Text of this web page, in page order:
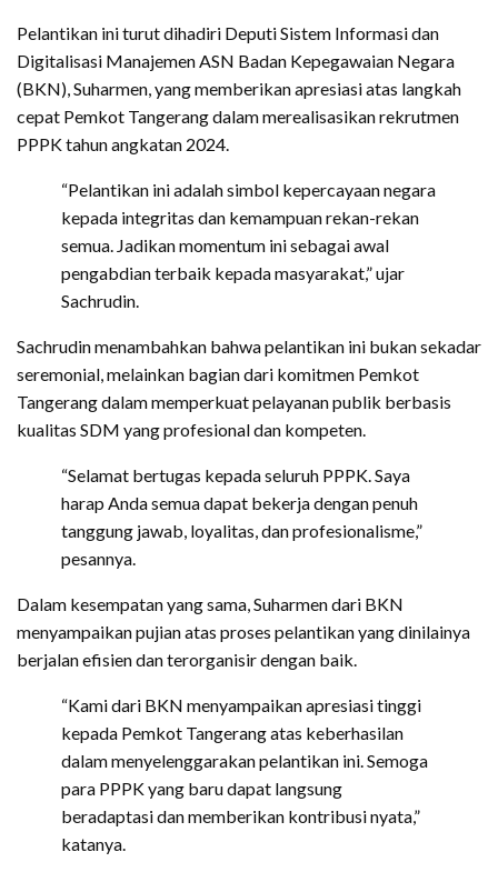
Pelantikan ini turut dihadiri Deputi Sistem Informasi dan
Digitalisasi Manajemen ASN Badan Kepegawaian Negara
(BKN), Suharmen, yang memberikan apresiasi atas langkah
cepat Pemkot Tangerang dalam merealisasikan rekrutmen
PPPK tahun angkatan 2024.
“Pelantikan ini adalah simbol kepercayaan negara
kepada integritas dan kemampuan rekan-rekan
semua. Jadikan momentum ini sebagai awal
pengabdian terbaik kepada masyarakat,” ujar
Sachrudin.
Sachrudin menambahkan bahwa pelantikan ini bukan sekadar
seremonial, melainkan bagian dari komitmen Pemkot
Tangerang dalam memperkuat pelayanan publik berbasis
kualitas SDM yang profesional dan kompeten.
“Selamat bertugas kepada seluruh PPPK. Saya
harap Anda semua dapat bekerja dengan penuh
tanggung jawab, loyalitas, dan profesionalisme,”
pesannya.
Dalam kesempatan yang sama, Suharmen dari BKN
menyampaikan pujian atas proses pelantikan yang dinilainya
berjalan efisien dan terorganisir dengan baik.
“Kami dari BKN menyampaikan apresiasi tinggi
kepada Pemkot Tangerang atas keberhasilan
dalam menyelenggarakan pelantikan ini. Semoga
para PPPK yang baru dapat langsung
beradaptasi dan memberikan kontribusi nyata,”
katanya.